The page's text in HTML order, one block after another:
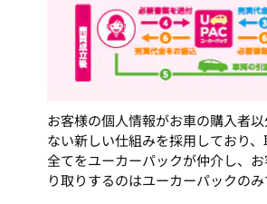
お客様の個人情報がお車の購入者
ない新しい仕組みを採用しており
全てをユーカーパックが仲介し、
り取りするのはユーカーパックのみ